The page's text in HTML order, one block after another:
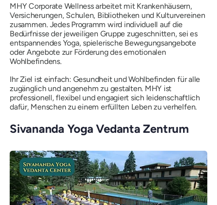
MHY Corporate Wellness arbeitet mit Krankenhäusern,
Versicherungen, Schulen, Bibliotheken und Kulturvereinen
zusammen. Jedes Programm wird individuell auf die
Bedürfnisse der jeweiligen Gruppe zugeschnitten, sei es
entspannendes Yoga, spielerische Bewegungsangebote
oder Angebote zur Förderung des emotionalen
Wohlbefindens.
Ihr Ziel ist einfach: Gesundheit und Wohlbefinden für alle
zugänglich und angenehm zu gestalten. MHY ist
professionell, flexibel und engagiert sich leidenschaftlich
dafür, Menschen zu einem erfüllten Leben zu verhelfen.
Sivananda Yoga Vedanta Zentrum